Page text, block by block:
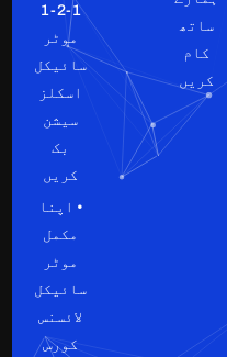
ساتھ
کام
کریں
1-2-1
موٹر
سائیکل
اسکلز
سیشن
بک
کریں
• اپنا
مکمل
موٹر
سائیکل
لائسنس
کورس